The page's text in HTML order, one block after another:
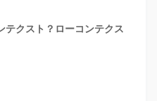
テクスト？ローコンテクス